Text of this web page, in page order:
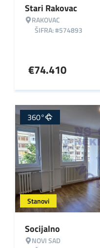
Stari Rakovac
RAKOVAC
ŠIFRA: #574893
€74.410
Stanovi
360°
Socijalno
NOVI SAD